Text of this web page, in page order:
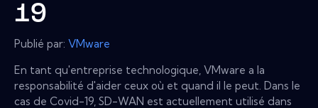
19
Publié par: VMware
En tant qu'entreprise technologique, VMware a la
responsabilité d'aider ceux où et quand il le peut. Dans le
cas de Covid-19, SD-WAN est actuellement utilisé dans